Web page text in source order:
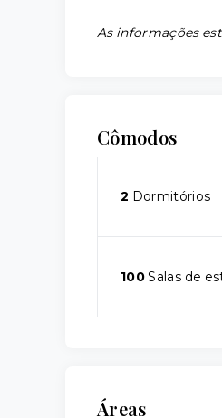
As informações
Cômodos
2 Dormitórios
100Salas de
Áreas